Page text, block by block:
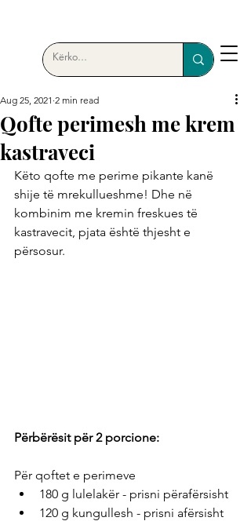
Qofte perimesh me krem
kastraveci
Aug 25, 2021 2 min read
Këto qofte me perime pikante kanë
shije të mrekullueshme! Dhe në
kombinim me kremin freskues të
kastravecit, pjata është thjesht e
përsosur.
Përbërësit për 2 porcione:
Për qoftet e perimeve
180 g lulelakër - prisni përafërsisht
120 g kungullesh - prisni afërsisht